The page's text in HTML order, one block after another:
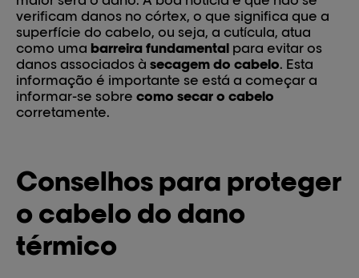
verificam danos no córtex, o que significa que a
superfície do cabelo, ou seja, a cutícula, atua
como uma barreira fundamental para evitar os
danos associados à secagem do cabelo. Esta
informação é importante se está a começar a
informar-se sobre como secar o cabelo
corretamente.
Conselhos para proteger
o cabelo do dano
térmico